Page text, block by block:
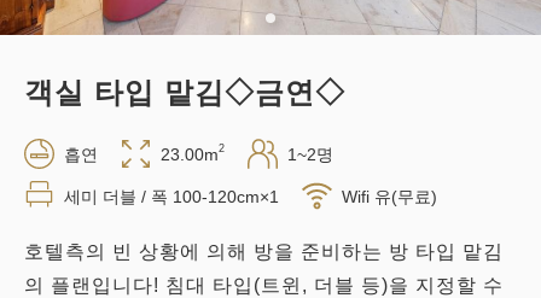
합계 JPY
남은 1 실 상세
객실 타입 맡김◇금연◇
흡연 23.00m2 1~2명
세미 더블 / 폭 100-120cm×1 Wifi 유(무료)
호텔측의 빈 상황에 의해 방을 준비하는 방 타입 맡김
의 플랜입니다! 침대 타입(트윈, 더블 등)을 지정할 수